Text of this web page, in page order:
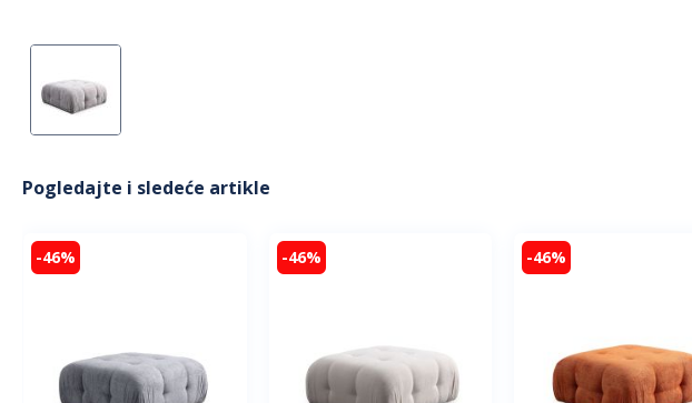
Pogledajte i sledeće artikle
-46% -46% -46%